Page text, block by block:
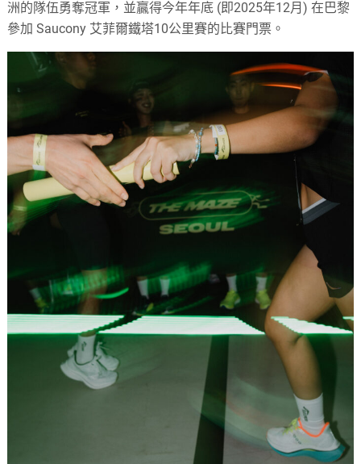
洲的隊伍勇奪冠軍，並贏得今年年底 (即2025年12月) 在巴黎
參加 Saucony 艾菲爾鐵塔10公里賽的比賽門票。